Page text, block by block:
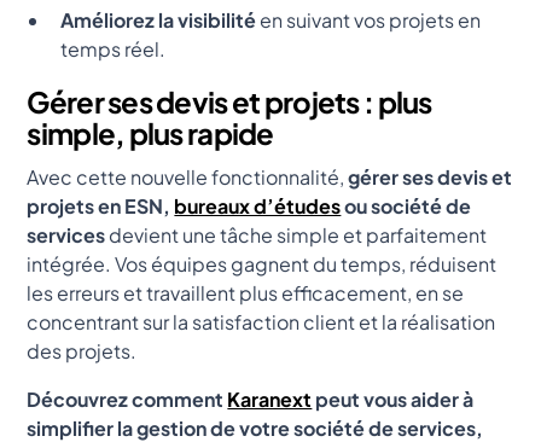
Améliorez la visibilitéen suivant vos projets en
temps réel.
Gérer ses devis et projets : plus
simple, plus rapide
Avec cette nouvelle fonctionnalité,gérer ses devis et
projets en ESN, bureaux d’étudesou société de
servicesdevient une tâche simple et parfaitement
intégrée. Vos équipes gagnent du temps, réduisent
les erreurs et travaillent plus efficacement, en se
concentrant sur la satisfaction client et la réalisation
des projets.
Découvrez comment Karanext peut vous aider à
simplifier la gestion de votre société de services,